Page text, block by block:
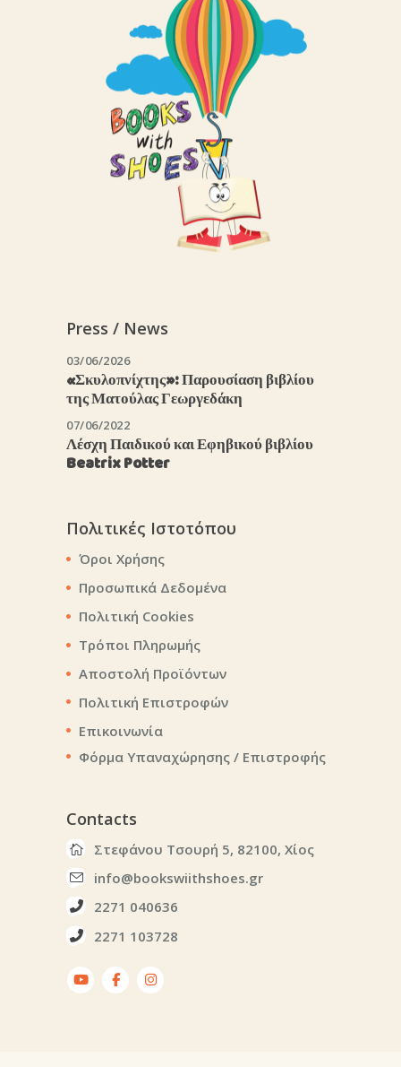
Press / News
03/06/2026
«Σκυλοπνίχτης»: Παρουσίαση βιβλίου
της Ματούλας Γεωργεδάκη
07/06/2022
Λέσχη Παιδικού και Εφηβικού βιβλίου
Beatrix Potter
Πολιτικές Ιστοτόπου
Όροι Χρήσης
Προσωπικά Δεδομένα
Πολιτική Cookies
Τρόποι Πληρωμής
Αποστολή Προϊόντων
Πολιτική Επιστροφών
Επικοινωνία
Φόρμα Υπαναχώρησης / Επιστροφής
Contacts
Στεφάνου Τσουρή 5, 82100, Χίος
info@bookswiithshoes.gr
2271 040636
2271 103728